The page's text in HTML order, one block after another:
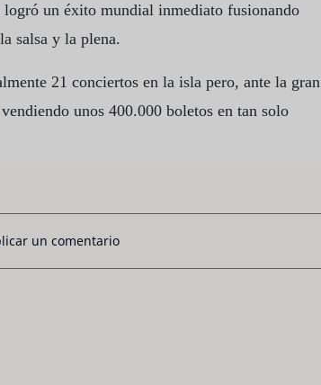
un éxito mundial inmediato fusionando
salsa y la plena.
21 conciertos en la isla pero, ante la gran
unos 400.000 boletos en tan solo
un comentario